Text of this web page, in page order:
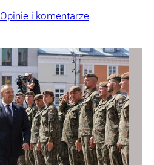
Opinie i komentarze